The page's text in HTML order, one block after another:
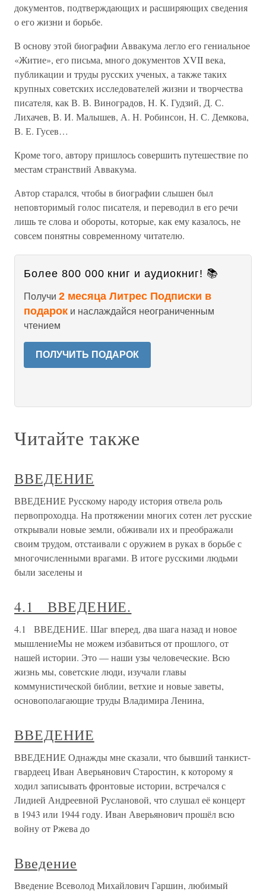
документов, подтверждающих и расширяющих сведения
о его жизни и борьбе.
В основу этой биографии Аввакума легло его гениальное
«Житие», его письма, много документов XVII века,
публикации и труды русских ученых, а также таких
крупных советских исследователей жизни и творчества
писателя, как В. В. Виноградов, Н. К. Гудзий, Д. С.
Лихачев, В. И. Малышев, А. Н. Робинсон, Н. С. Демкова,
В. Е. Гусев…
Кроме того, автору пришлось совершить путешествие по
местам странствий Аввакума.
Автор старался, чтобы в биографии слышен был
неповторимый голос писателя, и переводил в его речи
лишь те слова и обороты, которые, как ему казалось, не
совсем понятны современному читателю.
Более 800 000 книг и аудиокниг! 📚
Получи 2 месяца Литрес Подписки в
подарок и наслаждайся неограниченным
чтением
ПОЛУЧИТЬ ПОДАРОК
Читайте также
ВВЕДЕНИЕ
ВВЕДЕНИЕ Русскому народу история отвела роль
первопроходца. На протяжении многих сотен лет русские
открывали новые земли, обживали их и преображали
своим трудом, отстаивали с оружием в руках в борьбе с
многочисленными врагами. В итоге русскими людьми
были заселены и
4.1 ВВЕДЕНИЕ.
4.1 ВВЕДЕНИЕ. Шаг вперед, два шага назад и новое
мышлениеМы не можем избавиться от прошлого, от
нашей истории. Это — наши узы человеческие. Всю
жизнь мы, советские люди, изучали главы
коммунистической библии, ветхие и новые заветы,
основополагающие труды Владимира Ленина,
ВВЕДЕНИЕ
ВВЕДЕНИЕ Однажды мне сказали, что бывший танкист-
гвардеец Иван Аверьянович Старостин, к которому я
ходил записывать фронтовые истории, встречался с
Лидией Андреевной Руслановой, что слушал её концерт
в 1943 или 1944 году. Иван Аверьянович прошёл всю
войну от Ржева до
Введение
Введение Всеволод Михайлович Гаршин, любимый